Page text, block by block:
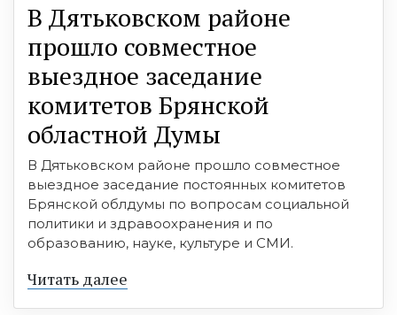
В Дятьковском районе
прошло совместное
выездное заседание
комитетов Брянской
областной Думы
В Дятьковском районе прошло совместное
выездное заседание постоянных комитетов
Брянской облдумы по вопросам социальной
политики и здравоохранения и по
образованию, науке, культуре и СМИ.
Читать далее